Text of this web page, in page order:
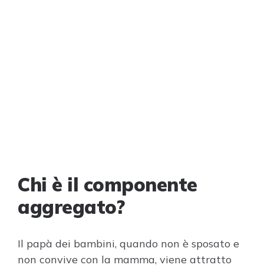
Chi è il componente
aggregato?
Il papà dei bambini, quando non è sposato e
non convive con la mamma, viene attratto